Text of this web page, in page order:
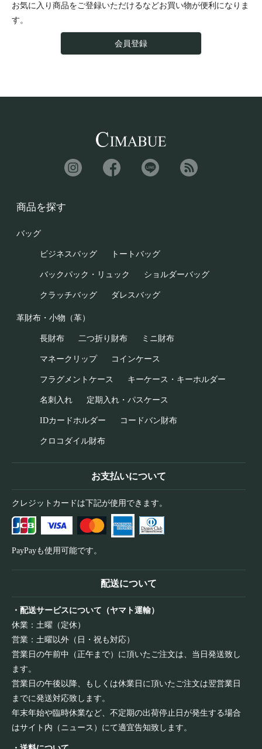
お気に入り商品をご登録いただけるなどお買い物が便利になりま
す。
会員登録
商品を探す
バッグ
ビジネスバッグ トートバッグ
バックパック・リュック ショルダーバッグ
クラッチバッグ ダレスバッグ
革財布・小物（革）
長財布 二つ折り財布 ミニ財布
マネークリップ コインケース
フラグメントケース キーケース・キーホルダー
名刺入れ 定期入れ・パスケース
IDカードホルダー コードバン財布
クロコダイル財布
お支払いについて
クレジットカードは下記が使用できます。
PayPayも使用可能です。
配送について
・配送サービスについて（ヤマト運輸）
休業：土曜（定休）
営業：土曜以外（日・祝も対応）
営業日の午前中（正午まで）に頂いたご注文は、当日発送致し
ます。
営業日の午後以降、もしくは休業日に頂いたご注文は翌営業日
までに発送対応致します。
年末年始や臨時休業など、不定期の出荷停止日が発生する場合
はサイト内（ニュース）にて適宜告知致します。